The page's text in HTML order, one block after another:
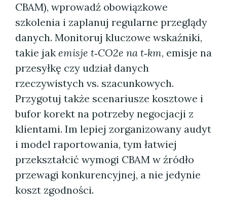
CBAM), wprowadź obowiązkowe
szkolenia i zaplanuj regularne przeglądy
danych. Monitoruj kluczowe wskaźniki,
takie jak emisje t‑CO2e na t‑km, emisje na
przesyłkę czy udział danych
rzeczywistych vs. szacunkowych.
Przygotuj także scenariusze kosztowe i
bufor korekt na potrzeby negocjacji z
klientami. Im lepiej zorganizowany audyt
i model raportowania, tym łatwiej
przekształcić wymogi CBAM w źródło
przewagi konkurencyjnej, a nie jedynie
koszt zgodności.